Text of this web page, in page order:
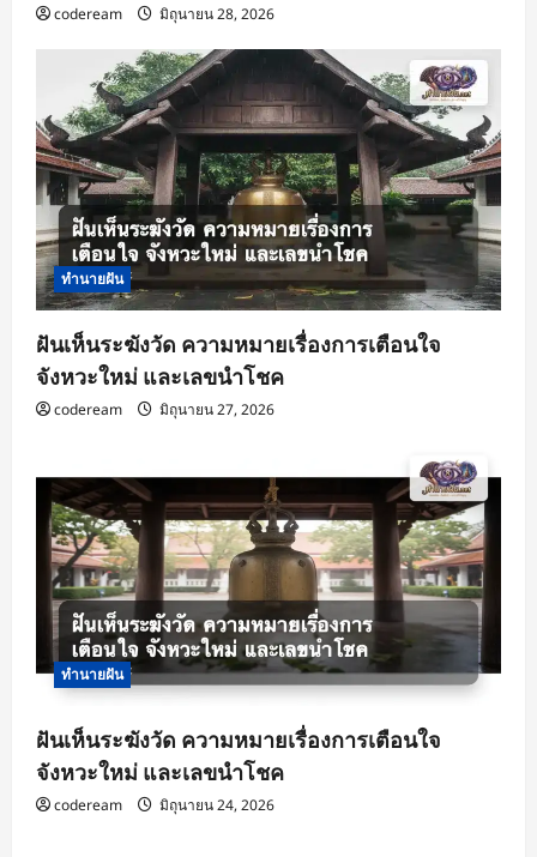
codeream มิถุนายน 28, 2026
ทำนายฝัน
ฝันเห็นระฆังวัด ความหมายเรื่องการเตือนใจ
จังหวะใหม่ และเลขนำโชค
codeream มิถุนายน 27, 2026
ทำนายฝัน
ฝันเห็นระฆังวัด ความหมายเรื่องการเตือนใจ
จังหวะใหม่ และเลขนำโชค
codeream มิถุนายน 24, 2026